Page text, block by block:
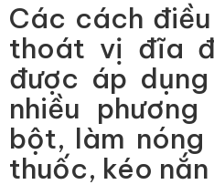
Các cách
thoát vị đĩa
được áp
nhiều
bột, làm
thuốc, kéo